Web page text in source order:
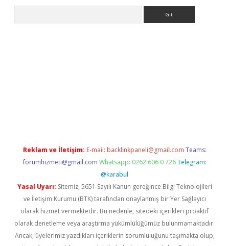
Reklam ve İletişim: E-mail: backlinkpaneli@gmail.com Teams:
forumhizmeti@gmail.com Whatsapp: 0262 606 0 726 Telegram:
@karabul
Yasal Uyarı: Sitemiz, 5651 Sayılı Kanun gereğince Bilgi Teknolojileri
ve İletişim Kurumu (BTK) tarafından onaylanmış bir Yer Sağlayıcı
olarak hizmet vermektedir. Bu nedenle, sitedeki içerikleri proaktif
olarak denetleme veya araştırma yükümlülüğümüz bulunmamaktadır.
Ancak, üyelerimiz yazdıkları içeriklerin sorumluluğunu taşımakta olup,